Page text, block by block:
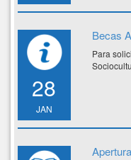
28
JAN
Becas
Para